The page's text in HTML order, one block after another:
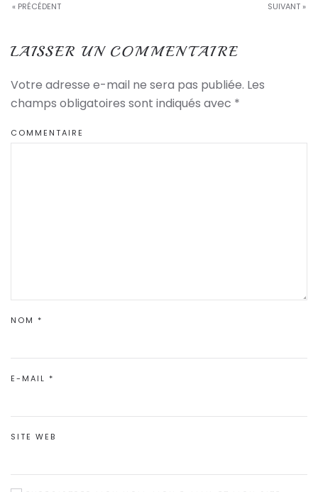
« PRÉCÉDENT SUIVANT »
LAISSER UN COMMENTAIRE
Votre adresse e-mail ne sera pas publiée. Les
champs obligatoires sont indiqués avec *
COMMENTAIRE
NOM *
E-MAIL *
SITE WEB